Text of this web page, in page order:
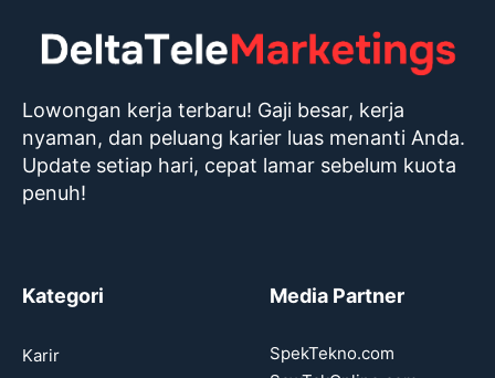
Lowongan kerja terbaru! Gaji besar, kerja
nyaman, dan peluang karier luas menanti Anda.
Update setiap hari, cepat lamar sebelum kuota
penuh!
Kategori
Karir
Media Partner
SpekTekno.com